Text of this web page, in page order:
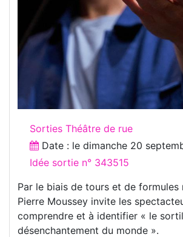
Sorties Théâtre de rue
Date : le dimanche 20
Idée sortie n° 343515
Par le biais de tours et de formules
Pierre Moussey invite les
comprendre et à identifier « le
désenchantement du monde ».